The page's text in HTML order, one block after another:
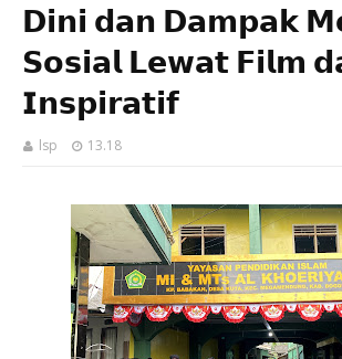
𝗗𝗶𝗻𝗶 𝗱𝗮𝗻 𝗗𝗮𝗺𝗽𝗮𝗸
𝗦𝗼𝘀𝗶𝗮𝗹 𝗟𝗲𝘄𝗮𝘁 𝗙𝗶𝗹𝗺
𝗜𝗻𝘀𝗽𝗶𝗿𝗮𝘁𝗶𝗳
lsp 13.18